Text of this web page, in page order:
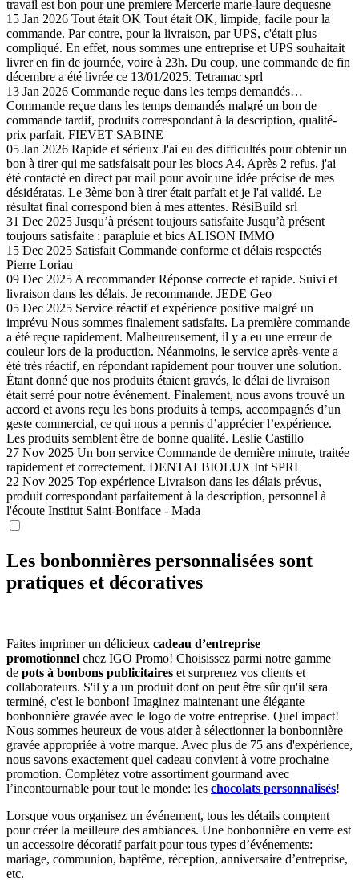
travail est bon pour une premiere Mercerie marie-laure dequesne
15 Jan 2026 Tout était OK Tout était OK, limpide, facile pour la
commande. Par contre, pour la livraison, par UPS, c'était plus
compliqué. En effet, nous sommes une entreprise et UPS souhaitait
livrer en fin de journée, voire à 23h. Du coup, une commande de fin
décembre a été livrée ce 13/01/2025. Tetramac sprl
13 Jan 2026 Commande reçue dans les temps demandés…
Commande reçue dans les temps demandés malgré un bon de
commande tardif, produits correspondant à la description, qualité-
prix parfait. FIEVET SABINE
05 Jan 2026 Rapide et sérieux J'ai eu des difficultés pour obtenir un
bon à tirer qui me satisfaisait pour les blocs A4. Après 2 refus, j'ai
été contacté en direct par mail pour avoir une idée précise de mes
désidératas. Le 3ème bon à tirer était parfait et je l'ai validé. Le
résultat final correspond bien à mes attentes. RésiBuild srl
31 Dec 2025 Jusqu’à présent toujours satisfaite Jusqu’à présent
toujours satisfaite : parapluie et bics ALISON IMMO
15 Dec 2025 Satisfait Commande conforme et délais respectés
Pierre Loriau
09 Dec 2025 A recommander Réponse correcte et rapide. Suivi et
livraison dans les délais. Je recommande. JEDE Geo
05 Dec 2025 Service réactif et expérience positive malgré un
imprévu Nous sommes finalement satisfaits. La première commande
a été reçue rapidement. Malheureusement, il y a eu une erreur de
couleur lors de la production. Néanmoins, le service après-vente a
été très réactif, en répondant rapidement pour trouver une solution.
Étant donné que nos produits étaient gravés, le délai de livraison
était serré pour notre événement. Finalement, nous avons trouvé un
accord et avons reçu les bons produits à temps, accompagnés d’un
geste commercial, ce qui nous a permis d’apprécier l’expérience.
Les produits semblent être de bonne qualité. Leslie Castillo
27 Nov 2025 Un bon service Commande de dernière minute, traitée
rapidement et correctement. DENTALBIOLUX Int SPRL
22 Nov 2025 Top expérience Livraison dans les délais prévus,
produit correspondant parfaitement à la description, personnel à
l'écoute Institut Saint-Boniface - Mada
Les bonbonnières personnalisées sont
pratiques et décoratives
Faites imprimer un délicieux cadeau d’entreprise
promotionnel chez IGO Promo! Choisissez parmi notre gamme
de pots à bonbons publicitaires et surprenez vos clients et
collaborateurs. S'il y a un produit dont on peut être sûr qu'il sera
terminé, c'est le bonbon! Imaginez maintenant une élégante
bonbonnière gravée avec le logo de votre entreprise. Quel impact!
Nous sommes heureux de vous aider à sélectionner la bonbonnière
gravée appropriée à votre marque. Avec plus de 75 ans d'expérience,
nous savons exactement quel cadeau convient à votre prochaine
promotion. Complétez votre assortiment gourmand avec
l’incontournable pour tout le monde: les chocolats personnalisés!
Lorsque vous organisez un événement, tous les détails comptent
pour créer la meilleure des ambiances. Une bonbonnière en verre est
un accessoire décoratif parfait pour tous types d’événements:
mariage, communion, baptême, réception, anniversaire d’entreprise,
etc.